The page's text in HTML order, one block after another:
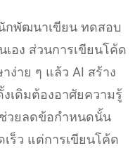
กพัฒนาเขียน ทดสอบ
อง ส่วนการเขียนโค้ด
ง่าย ๆ แล้ว AI สร้าง
เดิมต้องอาศัยความรู้
วยลดข้อกำหนดนั้น
ร็ว แต่การเขียนโค้ด